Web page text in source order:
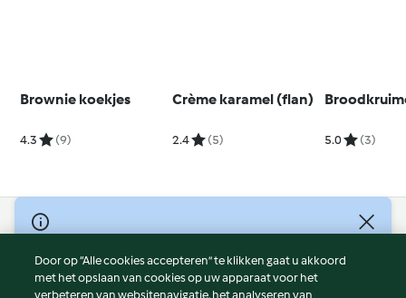
Brownie koekjes
4.3 (9)
Crème karamel (flan)
2.4 (5) 5.0 (3)
© Copyright 2026
Gebruiksvoorwaarden
Privacybeleid
Door op “Alle cookies accepteren” te klikken gaat u akkoord
met het opslaan van cookies op uw apparaat voor het
verbeteren van websitenavigatie, het analyseren van